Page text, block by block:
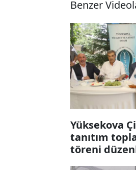
Benzer
Yüksekova
tanıtım
töreni